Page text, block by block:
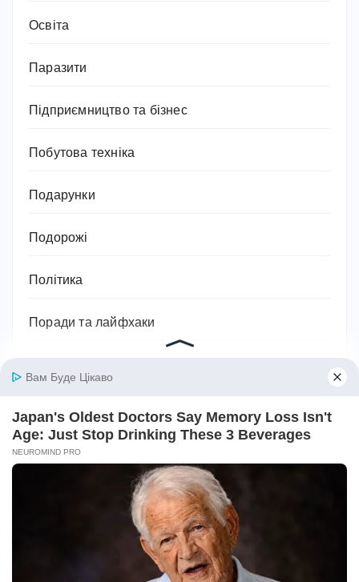
Освіта
Паразити
Підприємництво та бізнес
Побутова техніка
Подарунки
Подорожі
Політика
Поради та лайфхаки
Приватна власність
Програми тренування